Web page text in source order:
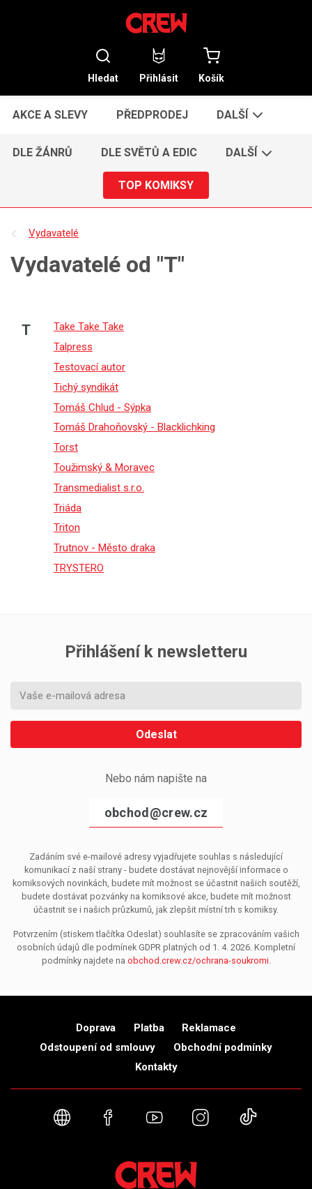
Hledat Přihlásit Košík
AKCE A SLEVY PŘEDPRODEJ DALŠÍ
DLE ŽÁNRŮ DLE SVĚTŮ A EDIC DALŠÍ
TOP KOMIKSY
Vydavatelé
Vydavatelé od "T"
T
Take Take Take
Talpress
Testovací autor
Tichý syndikát
Tomáš Chlud - Sýpka
Tomáš Drahoňovský - Blacklichking
Torst
Toužimský & Moravec
Transmedialist s.r.o.
Triáda
Triton
Trutnov - Město draka
TRYSTERO
Přihlášení k newsletteru
Odeslat
Nebo nám napište na
obchod@crew.cz
Zadáním své e-mailové adresy vyjadřujete souhlas s následující
komunikací z naší strany - budete dostávat nejnovější informace o
komiksových novinkách, budete mít možnost se účastnit našich soutěží,
budete dostávat pozvánky na komiksové akce, budete mít možnost
účastnit se i našich průzkumů, jak zlepšit místní trh s komiksy.
Potvrzením (stiskem tlačítka Odeslat) souhlasíte se zpracováním vašich
osobních údajů dle podmínek GDPR platných od 1. 4. 2026. Kompletní
podmínky najdete na obchod.crew.cz/ochrana-soukromi.
Doprava Platba
Reklamace
Odstoupení od smlouvy
Obchodní podmínky
Kontakty
Webové stránky
FacebookYouTubeInstagram